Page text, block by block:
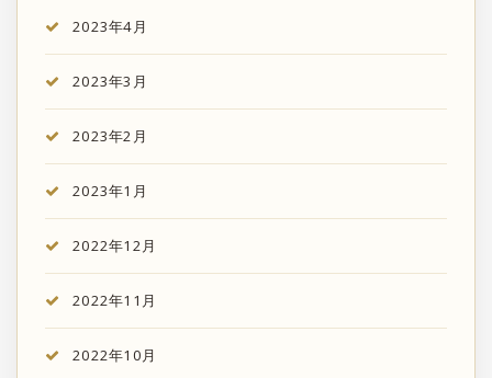
2023年4月
2023年3月
2023年2月
2023年1月
2022年12月
2022年11月
2022年10月